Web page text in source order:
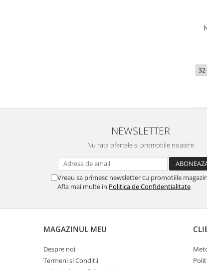
32
NEWSLETTER
Nu rata ofertele si promotiile noastre
Vreau sa primesc newsletter cu promotiile
Afla mai multe in Politica de Confidentialitate
MAGAZINUL MEU
Despre noi
Termeni si Conditii